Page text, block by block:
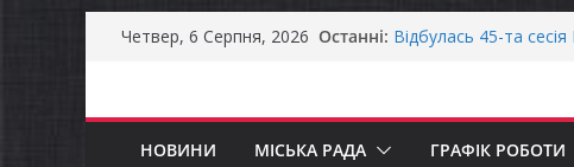
Перейти
Четвер, 6 Серпня, 2026 Останні: Відбулась 45-та
Продовжується
НОВИНИ МІСЬКА РАДА ГРАФІК РОБОТИ